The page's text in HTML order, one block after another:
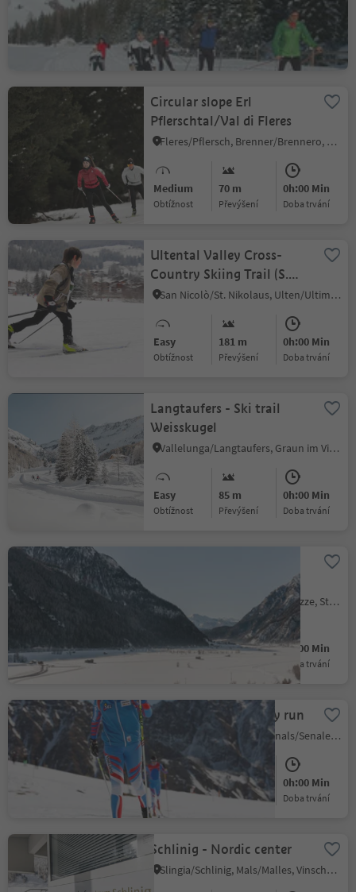
Medium
Obtížnost
220 m
Převýšení
0h:00 Min
doba trvání
Circular slope Erl
Pflerschtal/Val di Fleres
Fleres/Pflersch, Brenner/Brennero, Sterzing/Vipiteno and environs
Medium
Obtížnost
70 m
Převýšení
0h:00 Min
doba trvání
Ultental Valley Cross-
Country Skiing Trail (S.
Nicolò - S. Geltrude)
San Nicolò/St. Nikolaus, Ulten/Ultimo, Meran/Merano and environs
Easy
Obtížnost
181 m
Převýšení
0h:00 Min
doba trvání
Langtaufers - Ski trail
Weisskugel
Vallelunga/Langtaufers, Graun im Vinschgau/Curon Venosta, Vinschgau/Val Venosta
Easy
Obtížnost
85 m
Převýšení
0h:00 Min
doba trvání
Avenes/Afens, Pfitsch/Val di Vizze, Sterzing/Vipiteno and environs
Easy
Obtížnost
2 m 0h:00 Min
doba trvání
Lazaun cross-country run
Maso Corto/Kurzras, Schnals/Senales, Vinschgau/Val Venosta
Medium 30 m
Převýšení
0h:00 Min
doba trvání
Schlinig - Nordic center
Slingia/Schlinig, Mals/Malles, Vinschgau/Val Venosta